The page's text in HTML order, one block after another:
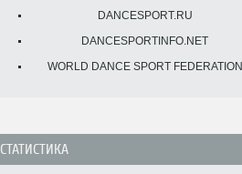
DANCESPORT.RU
DANCESPORTINFO.NET
WORLD DANCE SPORT FEDERATION
СТАТИСТИКА